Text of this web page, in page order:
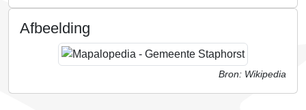
Afbeelding
Bron: Wikipedia